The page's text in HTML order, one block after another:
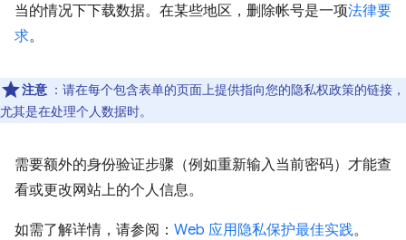
当的情况下下载数据。在某些地区，删除帐号是一项法律要
求。
注意 ：请在每个包含表单的页面上提供指向您的隐私权政策的链接，
尤其是在处理个人数据时。
需要额外的身份验证步骤（例如重新输入当前密码）才能查
看或更改网站上的个人信息。
如需了解详情，请参阅： Web 应用隐私保护最佳实践。